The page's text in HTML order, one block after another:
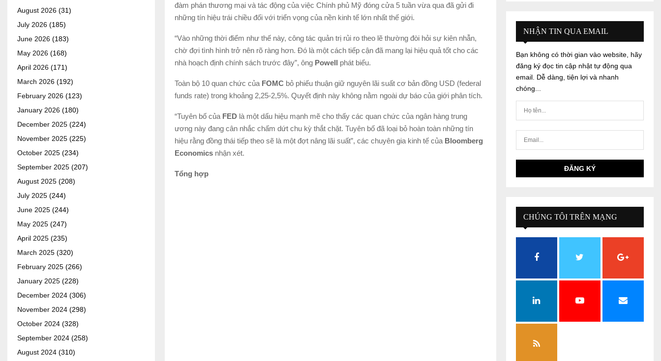
đàm phán thương mại và tác động của việc Chính phủ Mỹ đóng cửa 5 tuần vừa qua đã gửi đi
những tín hiệu trái chiều đối với triển vọng của nền kinh tế lớn nhất thế giới.
“Vào những thời điểm như thế này, công tác quản trị rủi ro theo lẽ thường đòi hỏi sự kiên nhẫn,
chờ đợi tình hình trở nên rõ ràng hơn. Đó là một cách tiếp cận đã mang lại hiệu quả tốt cho các
nhà hoạch định chính sách trước đây”, ông Powell phát biểu.
Toàn bộ 10 quan chức của FOMC bỏ phiếu thuận giữ nguyên lãi suất cơ bản đồng USD (federal
funds rate) trong khoảng 2,25-2,5%. Quyết định này không nằm ngoài dự báo của giới phân tích.
“Tuyên bố của FED là một dấu hiệu mạnh mẽ cho thấy các quan chức của ngân hàng trung
ương này đang cân nhắc chấm dứt chu kỳ thắt chặt. Tuyên bố đã loại bỏ hoàn toàn những tín
hiệu rằng đồng thái tiếp theo sẽ là một đợt nâng lãi suất”, các chuyên gia kinh tế của Bloomberg
Economics nhận xét.
Tổng hợp
August 2026 (31)
July 2026 (185)
June 2026 (183)
May 2026 (168)
April 2026 (171)
March 2026 (192)
February 2026 (123)
January 2026 (180)
December 2025 (224)
November 2025 (225)
October 2025 (234)
September 2025 (207)
August 2025 (208)
July 2025 (244)
June 2025 (244)
May 2025 (247)
April 2025 (235)
March 2025 (320)
February 2025 (266)
January 2025 (228)
December 2024 (306)
November 2024 (298)
October 2024 (328)
September 2024 (258)
August 2024 (310)
NHẬN TIN QUA EMAIL
Bạn không có thời gian vào website, hãy
đăng ký đọc tin cập nhật tự động qua
email. Dễ dàng, tiện lợi và nhanh
chóng...
CHÚNG TÔI TRÊN MẠNG
XÃ HỘI